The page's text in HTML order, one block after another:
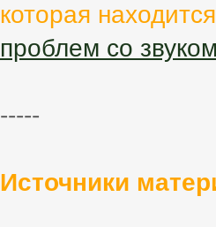
которая
проблем со
-----
Источники